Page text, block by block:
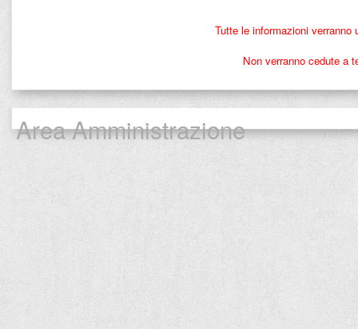
Tutte le informazioni
Non verranno cedute a
Area Amministrazione